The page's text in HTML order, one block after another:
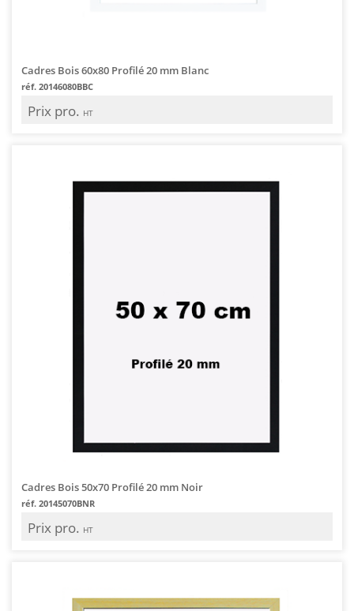
Cadres Bois 60x80 Profilé 20 mm Blanc
réf. 20146080BBC
Prix pro. HT
Cadres Bois 50x70 Profilé 20 mm Noir
réf. 20145070BNR
Prix pro. HT